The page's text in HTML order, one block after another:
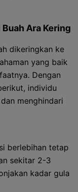
Ara Kering
dikeringkan ke
yang baik
Dengan
individu
menghindari
berlebihan tetap
sekitar 2-3
kadar gula